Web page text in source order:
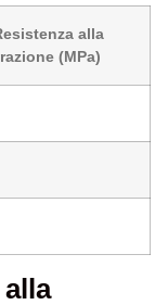
alla
(MPa)